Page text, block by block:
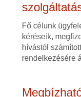
Fő célunk
kéréseik,
hívástól
rendelkezésére